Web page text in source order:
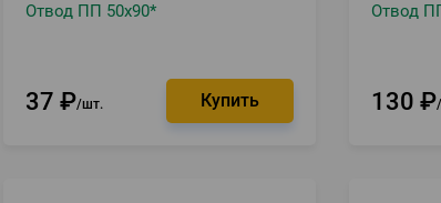
Отвод ПП 50х90*
37 ₽ шт.
Отвод
130 ₽